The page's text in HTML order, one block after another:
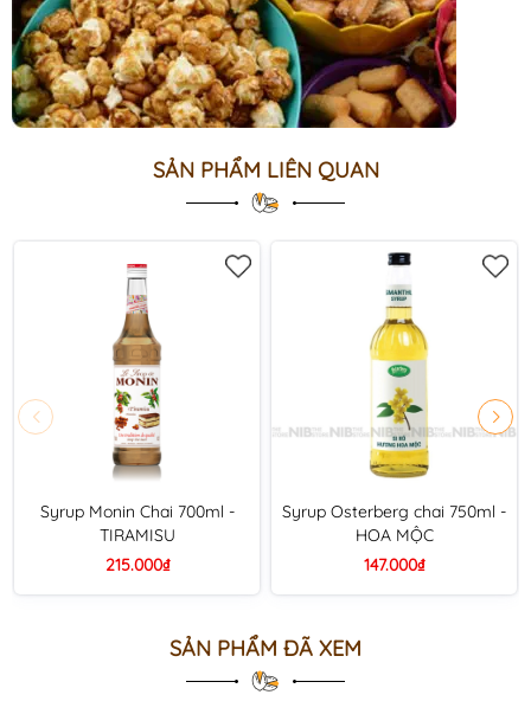
SẢN PHẨM LIÊN QUAN
Syrup Monin Chai 700ml -
TIRAMISU
215.000₫
Syrup Osterberg chai 750ml -
HOA MỘC
147.000₫
SẢN PHẨM ĐÃ XEM